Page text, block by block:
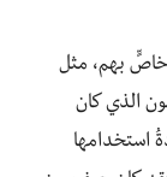
خاصٍّ بهم، مثل
الذي كان
استخدامها